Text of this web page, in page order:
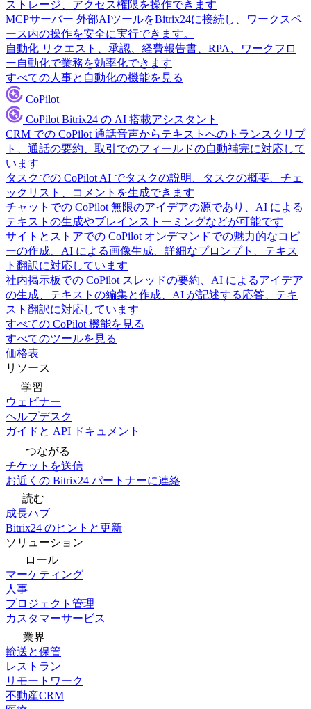
ストレージ、アクセス権限を操作できます
MCPサーバー 外部AIツールをBitrix24に接続し、ワークスペ
ース内の操作を安全に実行できます。
自動化 リクエスト、承認、経費報告書、RPA、ワークフロ
ー自動化で業務を効率化できます
すべての人事と自動化の機能を見る
CoPilot
CoPilot Bitrix24 の AI 搭載アシスタント
CRM での CoPilot 通話音声からテキストへのトランスクリプ
ト、通話の要約、取引でのフィールドの自動補完に対応して
います
タスクでの CoPilot AI でタスクの説明、タスクの概要、チェ
ックリスト、コメントを生成できます
チャットでの CoPilot 無限のアイデアの源であり、AI による
テキストの生成やブレインストーミングなどが可能です
サイトとストアでの CoPilot オンデマンドでの魅力的なコピ
ーの作成、AI による画像生成、詳細なプロンプト、テキス
ト翻訳に対応しています
社内掲示板での CoPilot スレッドの要約、AI によるアイデア
の生成、テキストの編集と作成、AI が記述する応答、テキ
スト翻訳に対応しています
すべての CoPilot 機能を見る
すべてのツールを見る
価格表
リソース
学習
ウェビナー
ヘルプデスク
ガイドと API ドキュメント
つながる
チケットを送信
お近くの Bitrix24 パートナーに連絡
読む
成長ハブ
Bitrix24 のヒントと更新
ソリューション
ロール
マーケティング
人事
プロジェクト管理
カスタマーサービス
業界
輸送と保管
レストラン
リモートワーク
不動産CRM